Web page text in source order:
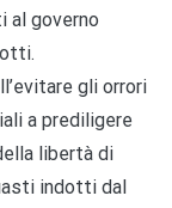
al governo
gli orrori
a prediligere
libertà di
indotti dal